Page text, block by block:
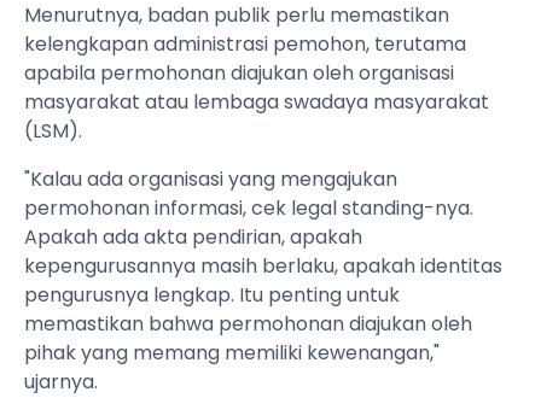
Menurutnya, badan publik perlu memastikan
kelengkapan administrasi pemohon, terutama
apabila permohonan diajukan oleh organisasi
masyarakat atau lembaga swadaya masyarakat
(LSM).
"Kalau ada organisasi yang mengajukan
permohonan informasi, cek legal standing-nya.
Apakah ada akta pendirian, apakah
kepengurusannya masih berlaku, apakah identitas
pengurusnya lengkap. Itu penting untuk
memastikan bahwa permohonan diajukan oleh
pihak yang memang memiliki kewenangan,"
ujarnya.